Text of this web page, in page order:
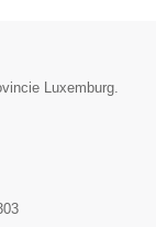
Luxemburg.